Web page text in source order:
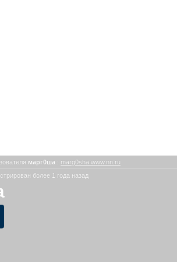
марг0ша : marg0sha.www.nn.ru
более 1 года назад